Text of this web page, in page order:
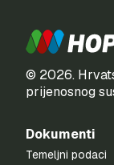
© 2026.
prijenosnog
Dokumenti
Temeljni podaci